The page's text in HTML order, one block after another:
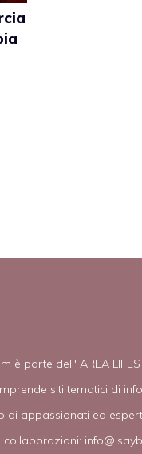
è parte dell' AREA
siti tematici di
di appassionati ed
collaborazioni: